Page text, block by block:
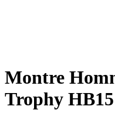
Montre
Trophy